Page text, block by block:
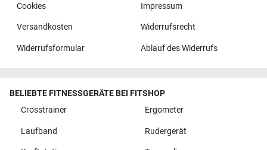
Cookies Impressum
Versandkosten Widerrufsrecht
Widerrufsformular Ablauf des Widerrufs
BELIEBTE FITNESSGERÄTE BEI FITSHOP
Crosstrainer
Ergometer
Laufband Rudergerät